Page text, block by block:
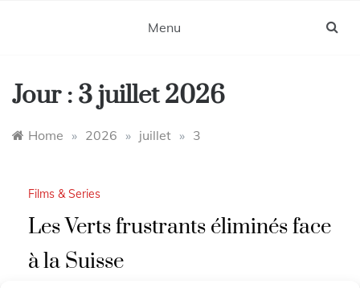
Menu
Jour : 3 juillet 2026
Home » 2026 » juillet » 3
Films & Series
Les Verts frustrants éliminés face
à la Suisse